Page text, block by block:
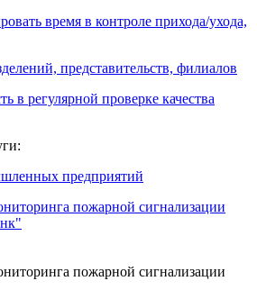
время в контроле прихода/ухода,
представительств, филиалов
в регулярной проверке качества
предприятий
пожарной сигнализации
пожарной сигнализации